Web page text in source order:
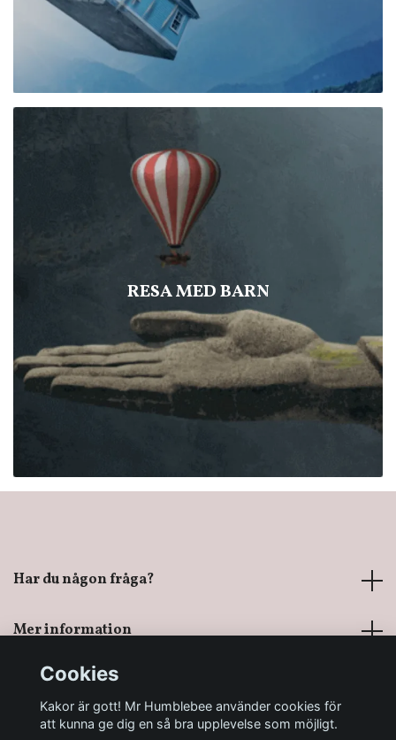
RESA MED BARN
Har du någon fråga?
Mer information
Sociala medier
Cookies
Kakor är gott! Mr Humblebee använder cookies för
att kunna ge dig en så bra upplevelse som möjligt.